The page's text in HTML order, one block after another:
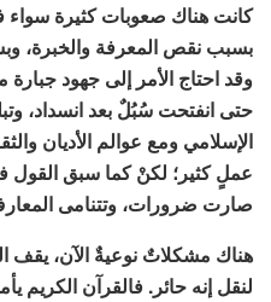
كانت هناك صعوبات كثيرة سواء
بسبب نقص المعرفة والخبرة،
وقد احتاج الأمر إلى جهود
حتى انفتحت سُبُلٌ بعد انسداد،
الإسلامي ومع عوالم الأديان
عملٍ كثير؛ لكنْ كما سبق القول
صارت ضرورات، وتتنامى
هناك مشكلاتٌ نوعيةٌ الآن، يقف
لنقل إنه حائر. فالقرآن الكريم